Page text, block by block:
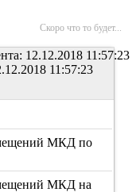
Скоро что то будет...
12.12.2018 11:57:23
11:57:23
МКД по
МКД на